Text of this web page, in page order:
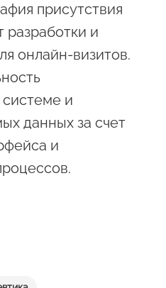
присутствия
разработки и
онлайн-визитов.
системе и
данных за счет
и